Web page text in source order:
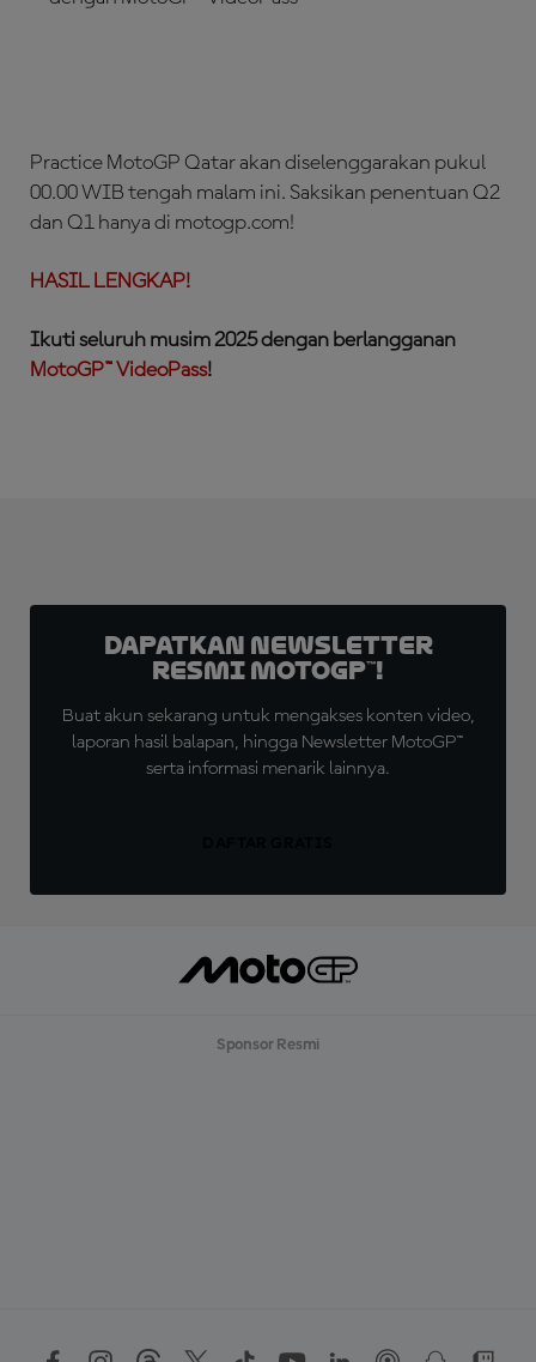
Practice MotoGP Qatar akan diselenggarakan pukul
00.00 WIB tengah malam ini. Saksikan penentuan Q2
dan Q1 hanya di motogp.com!
HASIL LENGKAP!
Ikuti seluruh musim 2025 dengan berlangganan
MotoGP™ VideoPass!
Dapatkan Newsletter
Resmi MotoGP™!
Buat akun sekarang untuk mengakses konten video,
laporan hasil balapan, hingga Newsletter MotoGP™
serta informasi menarik lainnya.
Sponsor Resmi